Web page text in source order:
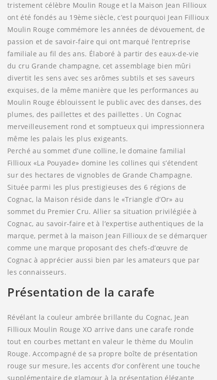
tristement célèbre Moulin Rouge et la Maison Jean Fillioux
ont été fondés au 19ème siècle, c’est pourquoi Jean Fillioux
Moulin Rouge commémore les années de dévouement, de
passion et de savoir-faire qui ont marqué l’entreprise
familiale au fil des ans. Élaboré à partir des eaux-de-vie
du cru Grande champagne, cet assemblage bien mûri
divertit les sens avec ses arômes subtils et ses saveurs
exquises, de la même manière que les performances au
Moulin Rouge éblouissent le public avec des danses, des
plumes, des paillettes et des paillettes . Un Cognac
merveilleusement rond et somptueux qui impressionnera
même les palais les plus exigeants.
Perché au sommet d’une colline, le domaine familial
Fillioux «La Pouyade» domine les collines qui s’étendent
sur des hectares de vignobles de Grande Champagne.
Située parmi les plus prestigieuses des 6 régions de
Cognac, la Maison réside dans le «Triangle d’Or» au
sommet du Premier Cru. Allier sa situation privilégiée à
Cognac, au savoir-faire et à l’expertise authentiques de la
marque, permet à la maison Jean Fillioux de se démarquer
comme une marque proposant des chefs-d’œuvre de
Cognac à apprécier aussi bien par les amateurs que par
les connaisseurs.
Présentation de la carafe
Révélant la couleur ambrée brillante du Cognac, Jean
Fillioux Moulin Rouge XO arrive dans une carafe ronde
tout en courbes mettant en valeur le thème du Moulin
Rouge. Accompagné de sa propre boîte de présentation
rouge sur mesure, les accents d’or confèrent une touche
supplémentaire de glamour à la présentation élégante